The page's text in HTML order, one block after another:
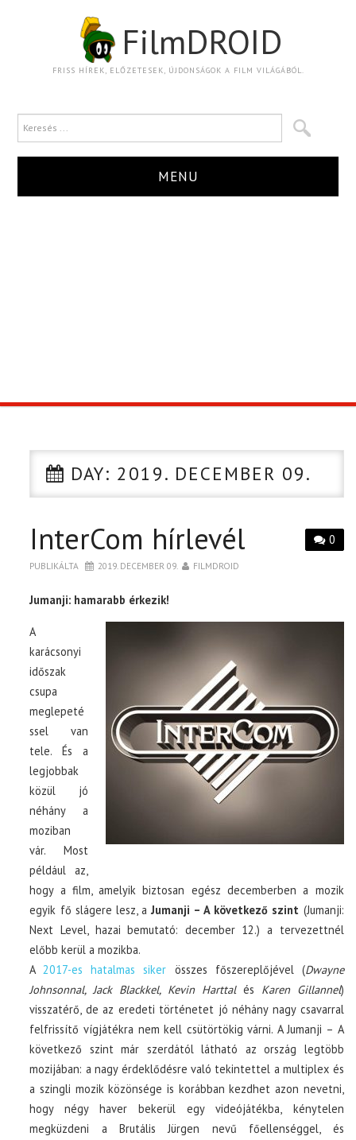
FilmDROID
FRISS HÍREK, ELŐZETESEK, ÚJDONSÁGOK A FILM VILÁGÁBÓL.
MENU
CIKK
PÓLÓ RENDELÉS
DAY: 2019. DECEMBER 09.
0
InterCom hírlevél
PUBLIKÁLTA 2019. DECEMBER 09. FILMDROID
Jumanji: hamarabb érkezik!
A
karácsonyi
időszak
csupa
meglepeté
ssel van
tele. És a
legjobbak
közül jó
néhány a
moziban
vár. Most
például az,
hogy a film, amelyik biztosan egész decemberben a mozik
egyik fő slágere lesz, a Jumanji – A következő szint (Jumanji:
Next Level, hazai bemutató: december 12.) a tervezettnél
előbb kerül a mozikba.
A2017-es hatalmas siker összes főszereplőjével (Dwayne
Johnsonnal, Jack Blackkel, Kevin Harttalés Karen Gillannel)
visszatérő, de az eredeti történetet jó néhány nagy csavarral
felfrissítő vígjátékra nem kell csütörtökig várni. A Jumanji – A
következő szint már szerdától látható az ország legtöbb
mozijában: a nagy érdeklődésre való tekintettel a multiplex és
a szingli mozik közönsége is korábban kezdhet azon nevetni,
hogy négy haver bekerül egy videójátékba, kénytelen
megküzdeni a Brutális Jürgen nevű főellenséggel, és